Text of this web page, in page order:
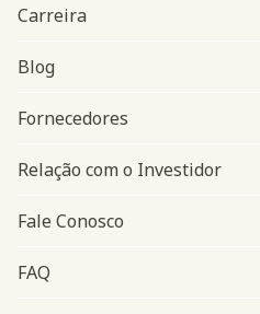
Navegação do rodapé
Carreira
Blog
Fornecedores
Relação com o Investidor
Fale Conosco
FAQ